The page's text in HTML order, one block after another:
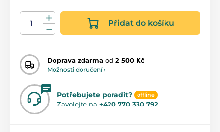
Přidat do košíku
Doprava zdarma od 2 500 Kč
Možnosti doručení ›
Potřebujete poradit? offline
Zavolejte na +420 770 330 792